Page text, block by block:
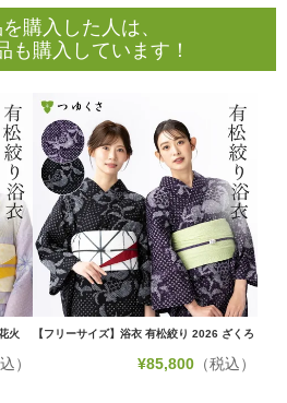
購入した人は、
も購入しています！
火
）
【フリーサイズ】浴衣 有松絞り 2026 ざくろ
¥85,800（税込）